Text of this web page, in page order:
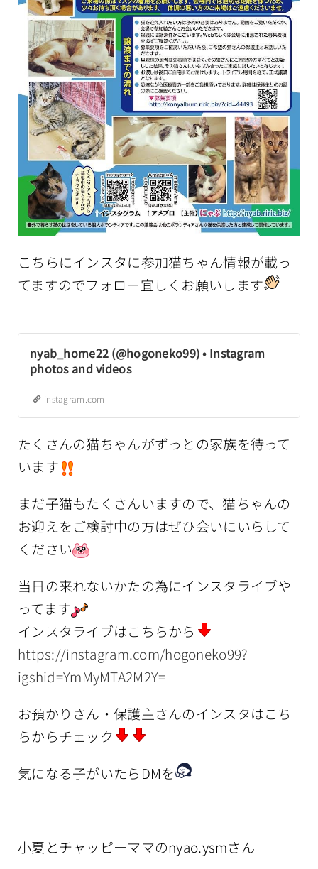
こちらにインスタに参加猫ちゃん情報が載っ
てますのでフォロー宜しくお願いします
nyab_home22 (@hogoneko99) • Instagram
photos and videos
instagram.com
たくさんの猫ちゃんがずっとの家族を待って
います
まだ子猫もたくさんいますので、猫ちゃんの
お迎えをご検討中の方はぜひ会いにいらして
ください
当日の来れないかたの為にインスタライブや
ってます
インスタライブはこちらから
https://instagram.com/hogoneko99?
igshid=YmMyMTA2M2Y=
お預かりさん・保護主さんのインスタはこち
らからチェック
気になる子がいたらDMを
小夏とチャッピーママのnyao.ysmさん